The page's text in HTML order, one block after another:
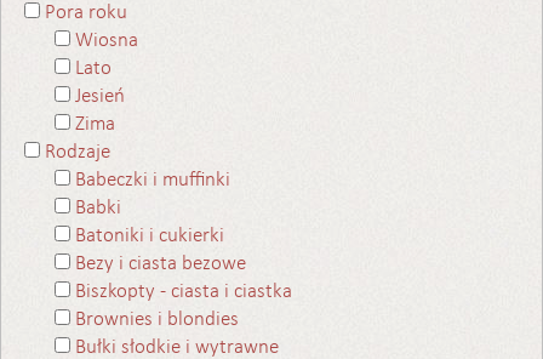
Pora roku
Wiosna
Lato
Jesień
Zima
Rodzaje
Babeczki i muffinki
Babki
Batoniki i cukierki
Bezy i ciasta bezowe
Biszkopty - ciasta i ciastka
Brownies i blondies
Bułki słodkie i wytrawne